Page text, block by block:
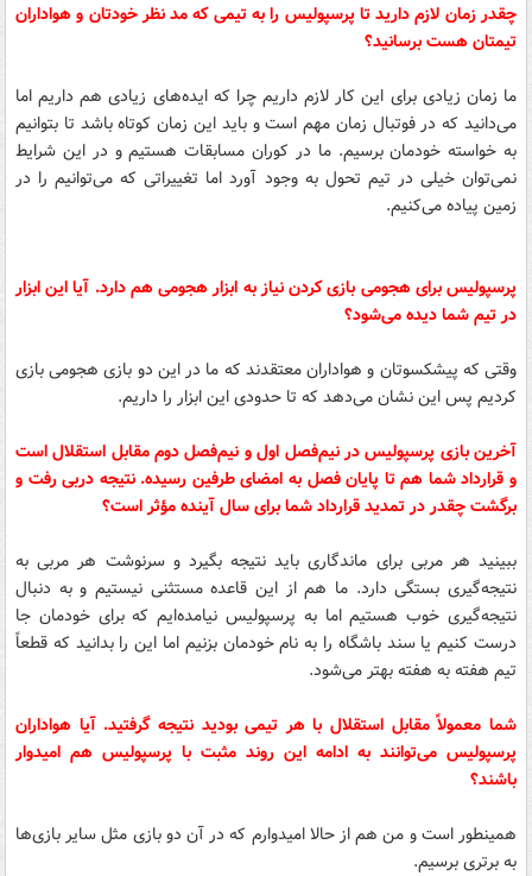
چقدر زمان لازم دارید تا پرسپولیس را به تیمی که مد نظر خودتان و هواداران
تیمتان هست برسانید؟
ما زمان زیادی برای این کار لازم داریم چرا که ایده‌های زیادی هم داریم اما
می‌دانید که در فوتبال زمان مهم است و باید این زمان کوتاه باشد تا بتوانیم
به خواسته خودمان برسیم. ما در کوران مسابقات هستیم و در این شرایط
نمی‌توان خیلی در تیم تحول به وجود آورد اما تغییراتی که می‌توانیم را در
زمین پیاده می‌کنیم.
پرسپولیس برای هجومی بازی کردن نیاز به ابزار هجومی هم دارد. آیا این ابزار
در تیم شما دیده می‌شود؟
وقتی که پیشکسوتان و هواداران معتقدند که ما در این دو بازی هجومی بازی
کردیم پس این نشان می‌دهد که تا حدودی این ابزار را داریم.
آخرین بازی پرسپولیس در نیم‌فصل اول و نیم‌فصل دوم مقابل استقلال است
و قرارداد شما هم تا پایان فصل به امضای طرفین رسیده. نتیجه دربی رفت و
برگشت چقدر در تمدید قرارداد شما برای سال آینده مؤثر است؟
ببینید هر مربی برای ماندگاری باید نتیجه بگیرد و سرنوشت هر مربی به
نتیجه‌گیری بستگی دارد. ما هم از این قاعده مستثنی نیستیم و به دنبال
نتیجه‌گیری خوب هستیم اما به پرسپولیس نیامده‌ایم که برای خودمان جا
درست کنیم یا سند باشگاه را به نام خودمان بزنیم اما این را بدانید که قطعاً
تیم هفته به هفته بهتر می‌شود.
شما معمولاً مقابل استقلال با هر تیمی بودید نتیجه گرفتید. آیا هواداران
پرسپولیس می‌توانند به ادامه این روند مثبت با پرسپولیس هم امیدوار
باشند؟
همینطور است و من هم از حالا امیدوارم که در آن دو بازی مثل سایر بازی‌ها
به برتری برسیم.